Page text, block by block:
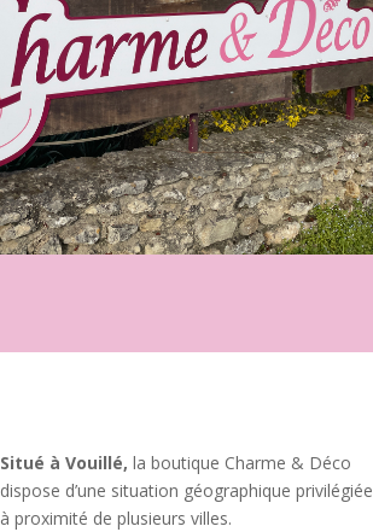
Situé à Vouillé, la boutique Charme & Déco
dispose d’une situation géographique privilégiée
à proximité de plusieurs villes.